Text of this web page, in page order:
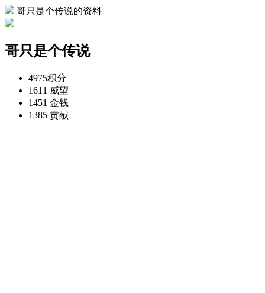
哥只是个传说的资料
哥只是个传说
4975积分
1611 威望
1451 金钱
1385 贡献